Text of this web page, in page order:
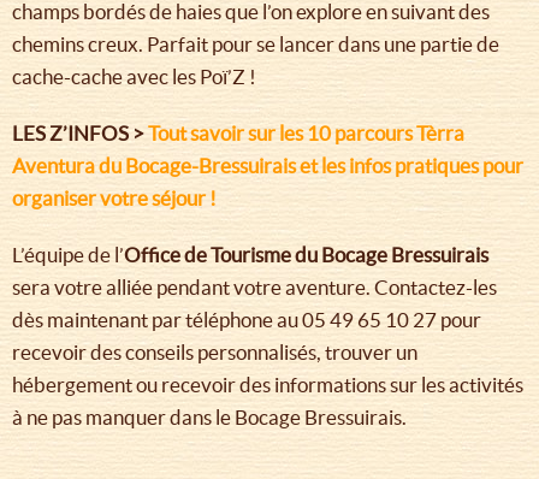
champs bordés de haies que l’on explore en suivant des
chemins creux. Parfait pour se lancer dans une partie de
cache-cache avec les Poï’Z !
LES Z’INFOS >Tout savoir sur les 10 parcours Tèrra
Aventura du Bocage-Bressuirais et les infos pratiques pour
organiser votre séjour !
L’équipe de l’Office de Tourisme du Bocage Bressuirais
sera votre alliée pendant votre aventure. Contactez-les
dès maintenant par téléphone au 05 49 65 10 27 pour
recevoir des conseils personnalisés, trouver un
hébergement ou recevoir des informations sur les activités
à ne pas manquer dans le Bocage Bressuirais.